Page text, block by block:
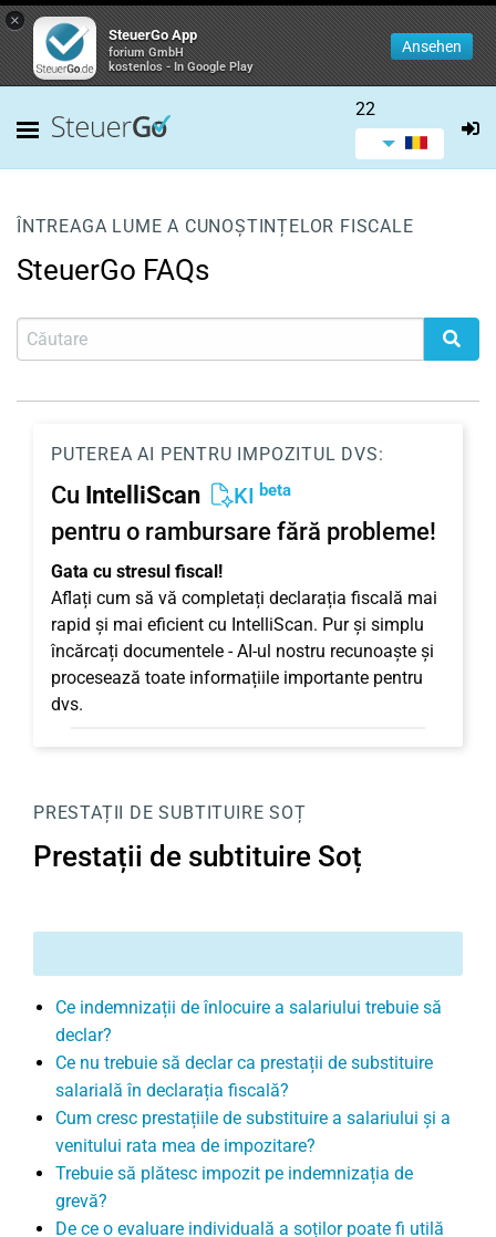
×
SteuerGo App
forium GmbH
kostenlos - In Google Play
Ansehen
22
ÎNTREAGA LUME A CUNOȘTINȚELOR FISCALE
SteuerGo FAQs
PUTEREA AI PENTRU IMPOZITUL DVS:
Cu IntelliScan KI beta
pentru o rambursare fără probleme!
Gata cu stresul fiscal!
Aflați cum să vă completați declarația fiscală mai
rapid și mai eficient cu IntelliScan. Pur și simplu
încărcați documentele - AI-ul nostru recunoaște și
procesează toate informațiile importante pentru
dvs.
PRESTAȚII DE SUBTITUIRE SOȚ
Prestații de subtituire Soț
Ce indemnizații de înlocuire a salariului trebuie să
declar?
Ce nu trebuie să declar ca prestații de substituire
salarială în declarația fiscală?
Cum cresc prestațiile de substituire a salariului și a
venitului rata mea de impozitare?
Trebuie să plătesc impozit pe indemnizația de
grevă?
De ce o evaluare individuală a soților poate fi utilă